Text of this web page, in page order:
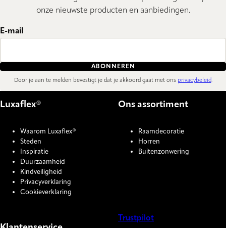
onze nieuwste producten en aanbiedingen.
E-mail
ABONNEREN
Door je aan te melden bevestigt je dat je akkoord gaat met ons privacybeleid.
Luxaflex®
Waarom Luxaflex®
Steden
Inspiratie
Duurzaamheid
Kindveiligheid
Privacyverklaring
Cookieverklaring
Ons assortiment
Raamdecoratie
Horren
Buitenzonwering
Trustpilot